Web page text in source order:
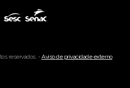
reservados. -Aviso de privacidade externo